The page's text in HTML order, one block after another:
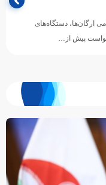
ارگان‌ها، دستگاه‌های
پیش از…